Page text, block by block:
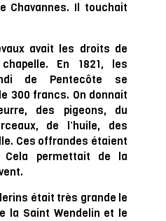
Chavannes. Il touchait
avait les droits de
En 1821, les
de Pentecôte se
300 francs. On donnait
des pigeons, du
de l’huile, des
Ces offrandes étaient
Cela permettait de la
était très grande le
la Saint Wendelin et le